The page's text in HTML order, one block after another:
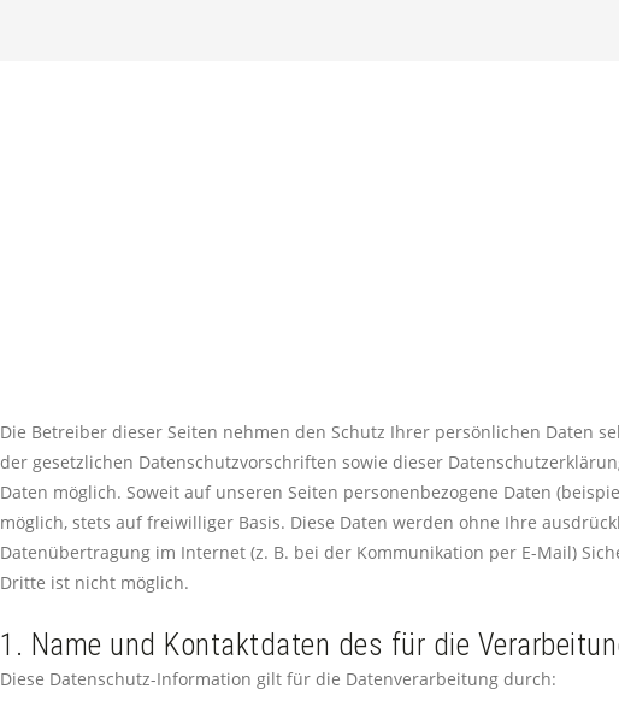
Die Betreiber dieser Seiten nehmen den Schutz Ihrer persönlichen Daten
der gesetzlichen Datenschutzvorschriften sowie dieser
Daten möglich. Soweit auf unseren Seiten personenbezogene Daten
möglich, stets auf freiwilliger Basis. Diese Daten werden ohne Ihre
Datenübertragung im Internet (z. B. bei der Kommunikation per E-Mail)
Dritte ist nicht möglich.
1. Name und Kontaktdaten des für die
Diese Datenschutz-Information gilt für die Datenverarbeitung durch: